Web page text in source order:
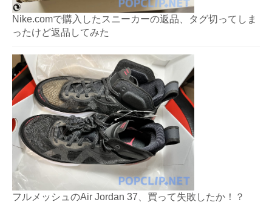
Nike.comで購入したスニーカーの返品、タグ切ってしま
ったけど返品してみた
フルメッシュのAir Jordan 37、買って失敗したか！？